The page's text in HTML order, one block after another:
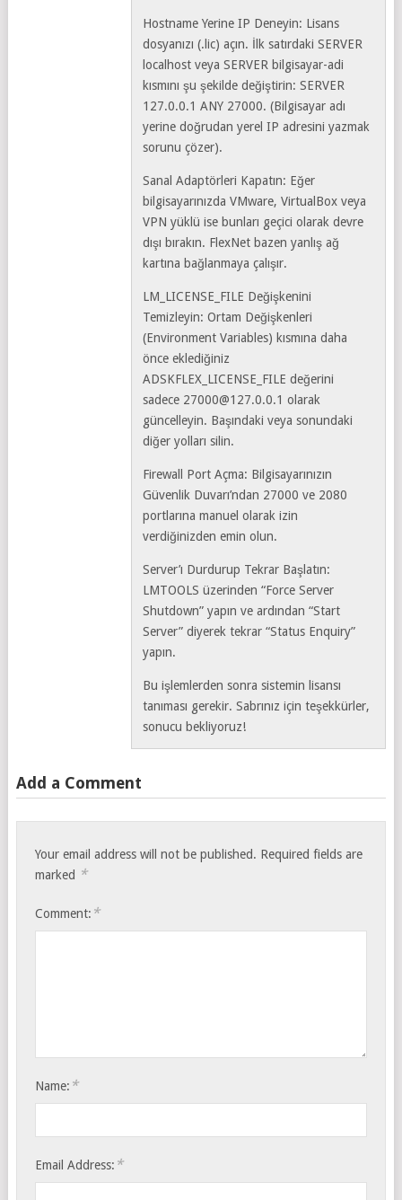
Hostname Yerine IP Deneyin: Lisans
dosyanızı (.lic) açın. İlk satırdaki SERVER
localhost veya SERVER bilgisayar-adi
kısmını şu şekilde değiştirin: SERVER
127.0.0.1 ANY 27000. (Bilgisayar adı
yerine doğrudan yerel IP adresini yazmak
sorunu çözer).
Sanal Adaptörleri Kapatın: Eğer
bilgisayarınızda VMware, VirtualBox veya
VPN yüklü ise bunları geçici olarak devre
dışı bırakın. FlexNet bazen yanlış ağ
kartına bağlanmaya çalışır.
LM_LICENSE_FILE Değişkenini
Temizleyin: Ortam Değişkenleri
(Environment Variables) kısmına daha
önce eklediğiniz
ADSKFLEX_LICENSE_FILE değerini
sadece 27000@127.0.0.1 olarak
güncelleyin. Başındaki veya sonundaki
diğer yolları silin.
Firewall Port Açma: Bilgisayarınızın
Güvenlik Duvarı’ndan 27000 ve 2080
portlarına manuel olarak izin
verdiğinizden emin olun.
Server’ı Durdurup Tekrar Başlatın:
LMTOOLS üzerinden “Force Server
Shutdown” yapın ve ardından “Start
Server” diyerek tekrar “Status Enquiry”
yapın.
Bu işlemlerden sonra sistemin lisansı
tanıması gerekir. Sabrınız için teşekkürler,
sonucu bekliyoruz!
Add a Comment
Your email address will not be published. Required fields are
marked *
Comment: *
Name: *
Email Address: *